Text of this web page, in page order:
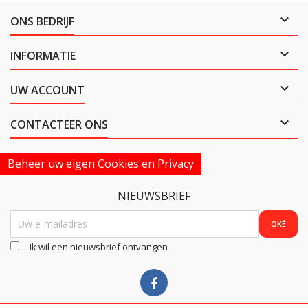
ONS BEDRIJF 
INFORMATIE 
UW ACCOUNT 
CONTACTEER ONS 
Beheer uw eigen Cookies en Privacy
NIEUWSBRIEF
Ik wil een nieuwsbrief ontvangen